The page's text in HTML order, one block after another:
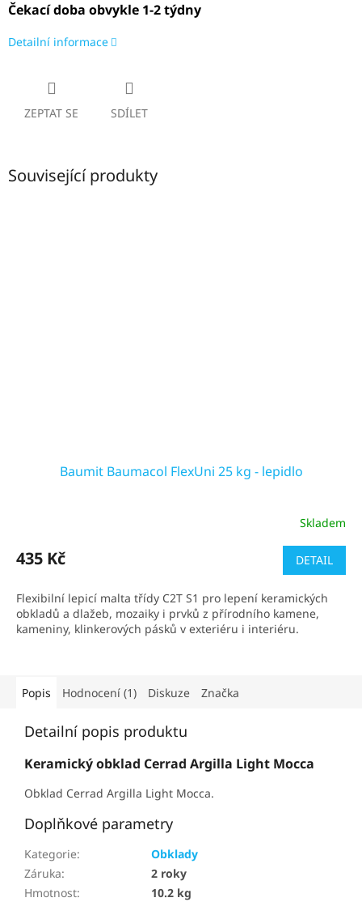
Čekací doba obvykle 1-2 týdny
Detailní informace
ZEPTAT SE SDÍLET
Související produkty
Baumit Baumacol FlexUni 25 kg - lepidlo
produktu
z
5
hvězdiček.
Skladem
435 Kč DETAIL
Flexibilní lepicí malta třídy C2T S1 pro lepení keramických
obkladů a dlažeb, mozaiky i prvků z přírodního kamene,
kameniny, klinkerových pásků v exteriéru i interiéru.
Popis Hodnocení (1) Diskuze Značka
Detailní popis produktu
Keramický obklad Cerrad Argilla Light Mocca
Obklad Cerrad Argilla Light Mocca.
Doplňkové parametry
Kategorie:
Obklady
Záruka:
2 roky
Hmotnost:
10.2 kg